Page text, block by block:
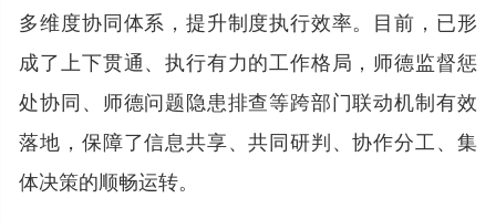
多维度协同体系，提升制度执行效率。目前，已形
成了上下贯通、执行有力的工作格局，师德监督惩
处协同、师德问题隐患排查等跨部门联动机制有效
落地，保障了信息共享、共同研判、协作分工、集
体决策的顺畅运转。